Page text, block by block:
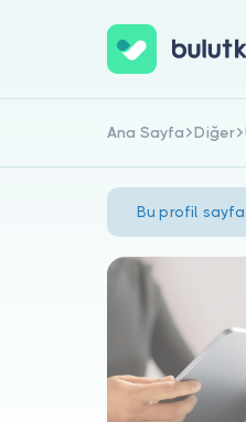
Ana Sayfa Diğer
Bu profil